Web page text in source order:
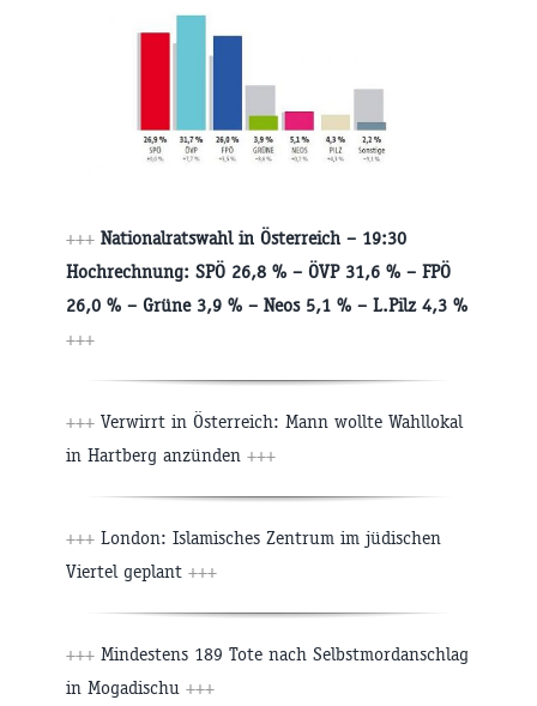
+++ Nationalratswahl in Österreich – 19:30
Hochrechnung: SPÖ 26,8 % – ÖVP 31,6 % – FPÖ
26,0 % – Grüne 3,9 % – Neos 5,1 % – L.Pilz 4,3 %
+++
+++ Verwirrt in Österreich: Mann wollte Wahllokal
in Hartberg anzünden +++
+++ London: Islamisches Zentrum im jüdischen
Viertel geplant +++
+++ Mindestens 189 Tote nach Selbstmordanschlag
in Mogadischu +++